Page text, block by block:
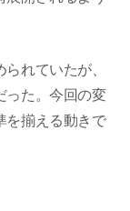
れていたが、
った。今回の変
を揃える動きで